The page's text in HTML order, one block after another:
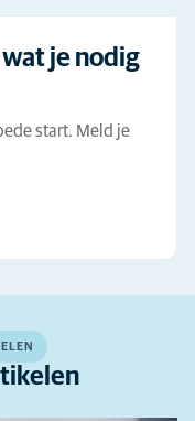
je nodig
start. Meld je